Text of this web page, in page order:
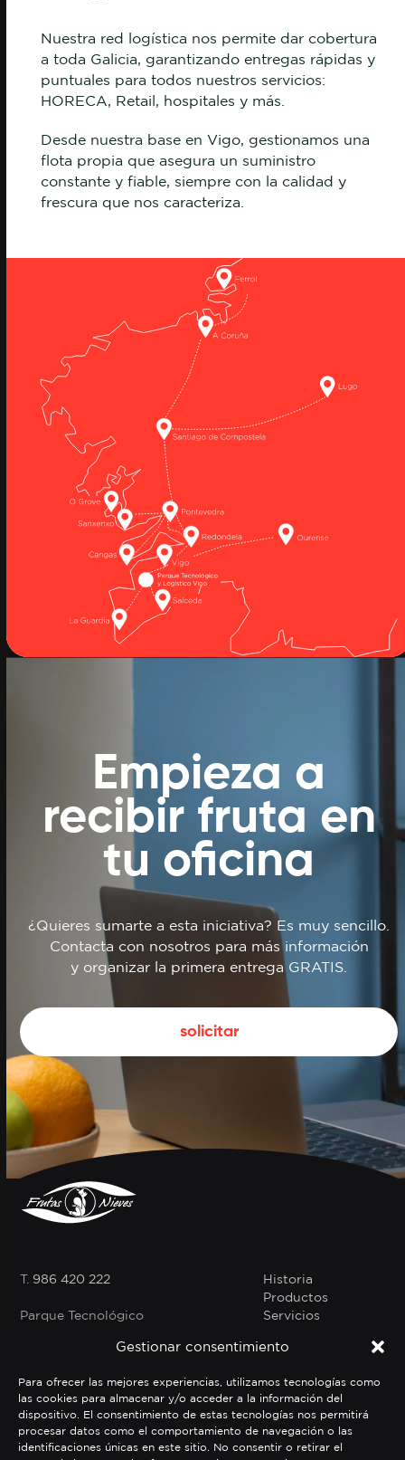
Gestionar consentimiento
Para ofrecer las mejores experiencias, utilizamos tecnologías como
las cookies para almacenar y/o acceder a la información del
dispositivo. El consentimiento de estas tecnologías nos permitirá
procesar datos como el comportamiento de navegación o las
identificaciones únicas en este sitio. No consentir o retirar el
Nuestra red logística nos permite dar cobertura
a toda Galicia, garantizando entregas rápidas y
puntuales para todos nuestros servicios:
HORECA, Retail, hospitales y más.
Desde nuestra base en Vigo, gestionamos una
flota propia que asegura un suministro
constante y fiable, siempre con la calidad y
frescura que nos caracteriza.
Empieza a
recibirfruta en
tu oficina
¿Quieres sumarte a esta iniciativa? Es muy sencillo.
Contacta con nosotros para más información
y organizar la primera entrega GRATIS.
solicitar
T. 986 420 222
Parque Tecnológico
1, Nave 2,3, Vigo
Instagram
Facebook
LinkedIn
Tiktok
Historia
Productos
Servicios
CLIENTES
Fruta en tu oficina
PRODUCTOS
Frutas nieves online